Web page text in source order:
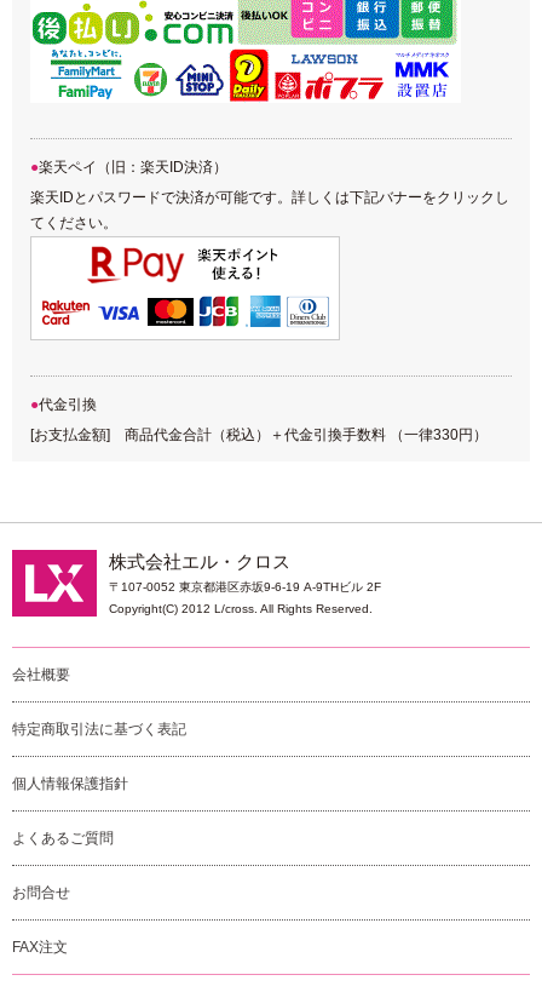
楽天ペイ（旧：楽天ID決済）
楽天IDとパスワードで決済が可能です。詳しくは下記バナーをクリックし
てください。
代金引換
[お支払金額] 商品代金合計（税込）＋代金引換手数料 （一律330円）
株式会社エル・クロス
〒107-0052 東京都港区赤坂9-6-19 A-9THビル 2F
Copyright(C) 2012 L/cross. All Rights Reserved.
会社概要
特定商取引法に基づく表記
個人情報保護指針
よくあるご質問
お問合せ
FAX注文